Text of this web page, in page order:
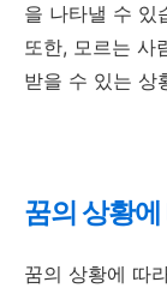
을 나타낼 수 있
또한, 모르는 사
받을 수 있는 상
꿈의 상황
꿈의 상황에 따